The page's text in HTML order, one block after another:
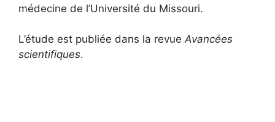
médecine de l’Université du Missouri.
L’étude est publiée dans la revueAvancées
scientifiques.